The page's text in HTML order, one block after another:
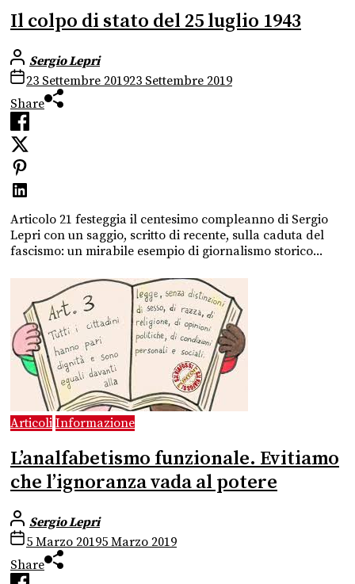
Il colpo di stato del 25 luglio 1943
Sergio Lepri
23 Settembre 201923 Settembre 2019
Share
Articolo 21 festeggia il centesimo compleanno di Sergio
Lepri con un saggio, scritto di recente, sulla caduta del
fascismo: un mirabile esempio di giornalismo storico...
Articoli Informazione
L’analfabetismo funzionale. Evitiamo
che l’ignoranza vada al potere
Sergio Lepri
5 Marzo 20195 Marzo 2019
Share